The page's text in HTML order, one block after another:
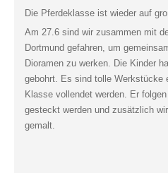
Die Pferdeklasse ist wieder auf
Am 27.6 sind wir zusammen mit
Dortmund gefahren, um
Dioramen zu werken. Die Kinder
gebohrt. Es sind tolle Werkstücke
Klasse vollendet werden. Er
gesteckt werden und zusätzlich
gemalt.